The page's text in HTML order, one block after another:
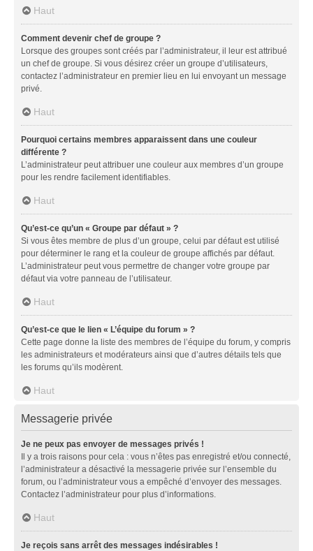
Haut
Comment devenir chef de groupe ?
Lorsque des groupes sont créés par l’administrateur, il leur est attribué
un chef de groupe. Si vous désirez créer un groupe d’utilisateurs,
contactez l’administrateur en premier lieu en lui envoyant un message
privé.
Haut
Pourquoi certains membres apparaissent dans une couleur
différente ?
L’administrateur peut attribuer une couleur aux membres d’un groupe
pour les rendre facilement identifiables.
Haut
Qu’est-ce qu’un « Groupe par défaut » ?
Si vous êtes membre de plus d’un groupe, celui par défaut est utilisé
pour déterminer le rang et la couleur de groupe affichés par défaut.
L’administrateur peut vous permettre de changer votre groupe par
défaut via votre panneau de l’utilisateur.
Haut
Qu’est-ce que le lien « L’équipe du forum » ?
Cette page donne la liste des membres de l’équipe du forum, y compris
les administrateurs et modérateurs ainsi que d’autres détails tels que
les forums qu’ils modèrent.
Haut
Messagerie privée
Je ne peux pas envoyer de messages privés !
Il y a trois raisons pour cela : vous n’êtes pas enregistré et/ou connecté,
l’administrateur a désactivé la messagerie privée sur l’ensemble du
forum, ou l’administrateur vous a empêché d’envoyer des messages.
Contactez l’administrateur pour plus d’informations.
Haut
Je reçois sans arrêt des messages indésirables !